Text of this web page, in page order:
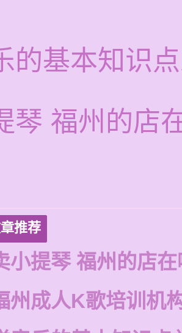
的基本知识
琴 福州的店
推荐
小提琴 福州的店
州成人K歌培训机